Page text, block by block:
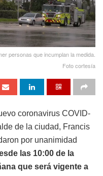
personas que incumplan la medida.
Foto cortesía
coronavirus COVID-
de la ciudad, Francis
por unanimidad
las 10:00 de la
que será vigente a